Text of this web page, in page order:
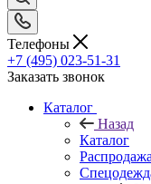
Телефоны
+7 (495) 023-51-31
Заказать звонок
Каталог
Назад
Каталог
Распродажа